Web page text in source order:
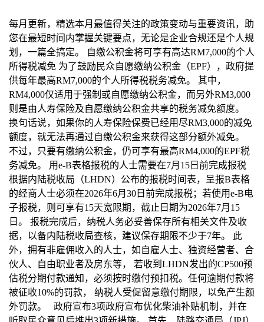
每月更新，精选本月最值得关注的政策变动与重要资讯，助
您在最短时间内掌握关键要点，无论是企业合规还是个人规
划，一篇全搞定。 自缴公积金将可享有高达RM7,000的个人
所得税减免 为了鼓励民众自愿缴纳公积金（EPF），政府提
供每年最高RM7,000的个人所得税税务减免。 其中，
RM4,000仅适用于强制或自愿缴纳公积金，而另外RM3,000
则是由人寿保险及自愿缴纳公积金共享的税务减免额度。
换句话说，如果你的人寿保险保费已经用尽RM3,000的减免
额度，就无法再通过自缴公积金来获得这部分额外减免。
不过，只要有缴纳公积金，仍可享有最高RM4,000的EPF税
务减免。 用e-B表格报税的人士需要在7月15日前完成报税
根据内陆税收局（LHDN）公布的报税时间表，呈报B表格
的经商人士必须在2026年6月30日前完成报税；若使用e-B电
子报税，则可享有15天宽限期，截止日期为2026年7月15
日。 报税完成后，纳税人务必妥善保存所有相关文件及收
据，以备内陆税收局查核，建议保存期限不少于7年。 此
外，拥有非雇佣收入的人士，如自雇人士、独资经营者、合
伙人、自由职业者及房东等， 若收到LHDN发出的CP500预
估税分期付款通知，必须按时缴付预扣税。任何逾期付款将
被征收10%的罚款， 纳税人受促留意缴付期限，以免产生额
外罚款。 政府宣布3项政府宣布优化柴油补贴机制，并在